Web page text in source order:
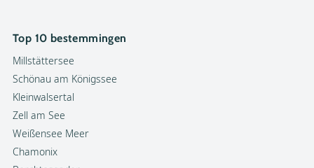
Top 10 bestemmingen
Millstättersee
Schönau am Königssee
Kleinwalsertal
Zell am See
Weißensee Meer
Chamonix